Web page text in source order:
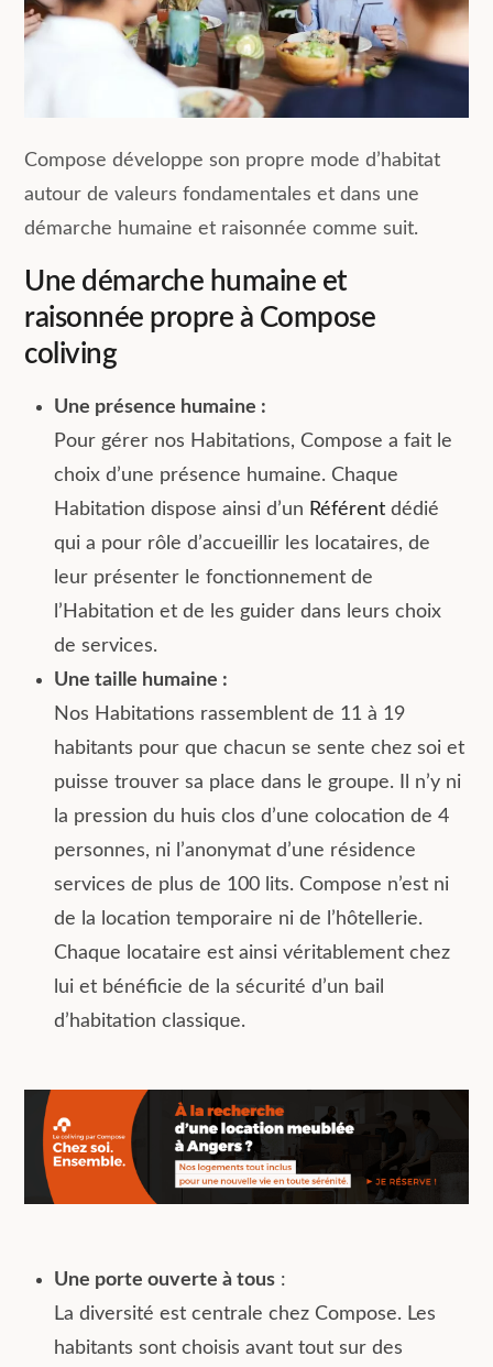
Compose développe son propre mode d’habitat
autour de valeurs fondamentales et dans une
démarche humaine et raisonnée comme suit.
Une démarche humaine et
raisonnée propre à Compose
coliving
Une présence humaine :
Pour gérer nos Habitations, Compose a fait le
choix d’une présence humaine. Chaque
Habitation dispose ainsi d’un Référent dédié
qui a pour rôle d’accueillir les locataires, de
leur présenter le fonctionnement de
l’Habitation et de les guider dans leurs choix
de services.
Une taille humaine :
Nos Habitations rassemblent de 11 à 19
habitants pour que chacun se sente chez soi et
puisse trouver sa place dans le groupe. Il n’y ni
la pression du huis clos d’une colocation de 4
personnes, ni l’anonymat d’une résidence
services de plus de 100 lits. Compose n’est ni
de la location temporaire ni de l’hôtellerie.
Chaque locataire est ainsi véritablement chez
lui et bénéficie de la sécurité d’un bail
d’habitation classique.
Une porte ouverte à tous :
La diversité est centrale chez Compose. Les
habitants sont choisis avant tout sur des